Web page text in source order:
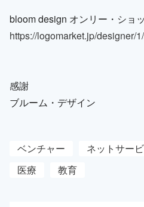
bloom design オンリー・ショ
https://logomarket.jp/designer/
感謝
ブルーム・デザイン
ベンチャー ネットサー
医療
教育